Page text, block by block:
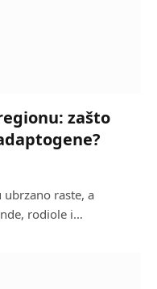
zašto
raste, a
rodiole i…